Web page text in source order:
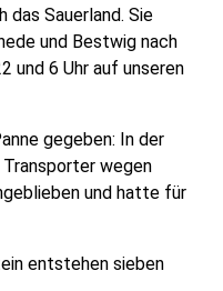
das Sauerland. Sie
und Bestwig nach
und 6 Uhr auf unseren
gegeben: In der
wegen
und hatte für
entstehen sieben